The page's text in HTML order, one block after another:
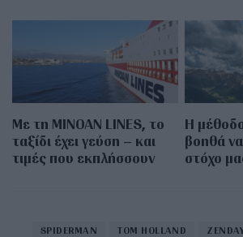
Με τη MINOAN LINES, το
ταξίδι έχει γεύση – και
τιμές που εκπλήσσουν
Η
βοηθά
στόχο
SPIDERMAN TOM HOLLAND